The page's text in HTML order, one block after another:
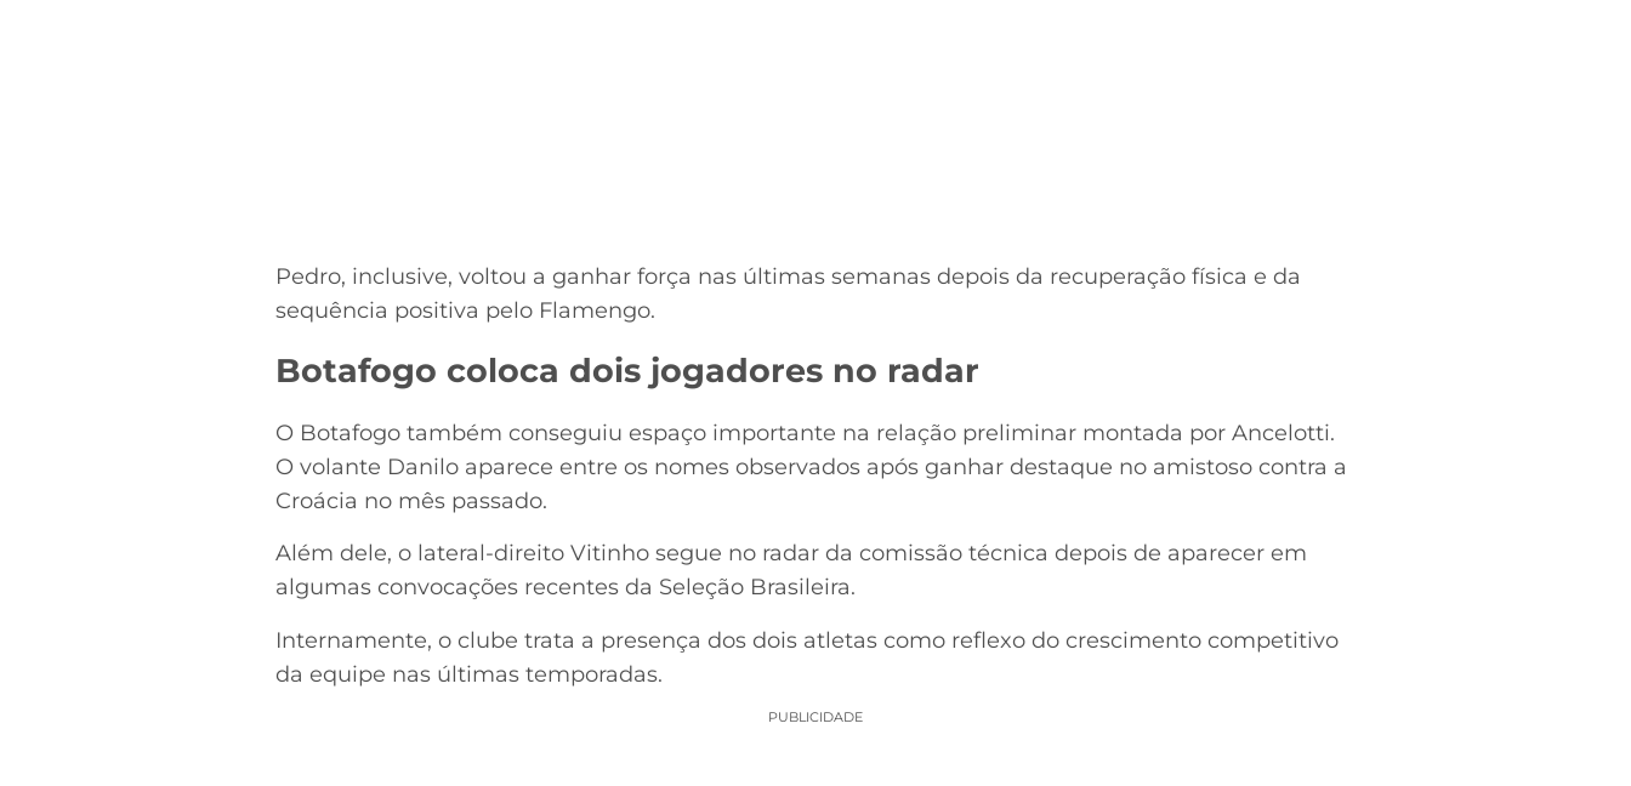
Pedro, inclusive, voltou a ganhar força nas últimas semanas depois da recuperação física e da
sequência positiva pelo Flamengo.
Botafogo coloca dois jogadores no radar
O Botafogo também conseguiu espaço importante na relação preliminar montada por Ancelotti.
O volante Danilo aparece entre os nomes observados após ganhar destaque no amistoso contra a
Croácia no mês passado.
Além dele, o lateral-direito Vitinho segue no radar da comissão técnica depois de aparecer em
algumas convocações recentes da Seleção Brasileira.
Internamente, o clube trata a presença dos dois atletas como reflexo do crescimento competitivo
da equipe nas últimas temporadas.
PUBLICIDADE